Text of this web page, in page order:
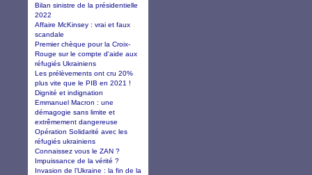
Bilan sinistre de la présidentielle
2022
Affaire McKinsey : vrai et faux
scandale
Premier chèque pour la Croix-
Rouge sur le compte d'aide aux
réfugiés Ukrainiens
Les prélèvements ont cru 20%
plus vite que le PIB en 2021 !
Dignité et indignation
Emmanuel Macron : une
démagogie sans limite et
extrêmement dangereuse
Opération Solidarité avec les
réfugiés ukrainiens
Connaissez vous le ZAN ?
Impuissance de la vérité ?
Invasion de l’Ukraine : la fin de la